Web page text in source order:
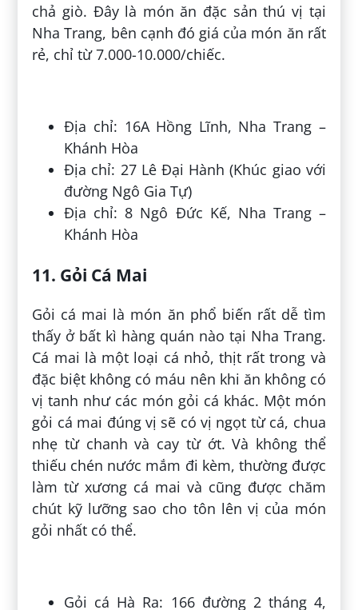
chả giò. Đây là món ăn đặc sản thú vị tại
Nha Trang, bên cạnh đó giá của món ăn rất
rẻ, chỉ từ 7.000-10.000/chiếc.
Địa chỉ: 16A Hồng Lĩnh, Nha Trang –
Khánh Hòa
Địa chỉ: 27 Lê Đại Hành (Khúc giao với
đường Ngô Gia Tự)
Địa chỉ: 8 Ngô Đức Kế, Nha Trang –
Khánh Hòa
11. Gỏi Cá Mai
Gỏi cá mai là món ăn phổ biến rất dễ tìm
thấy ở bất kì hàng quán nào tại Nha Trang.
Cá mai là một loại cá nhỏ, thịt rất trong và
đặc biệt không có máu nên khi ăn không có
vị tanh như các món gỏi cá khác. Một món
gỏi cá mai đúng vị sẽ có vị ngọt từ cá, chua
nhẹ từ chanh và cay từ ớt. Và không thể
thiếu chén nước mắm đi kèm, thường được
làm từ xương cá mai và cũng được chăm
chút kỹ lưỡng sao cho tôn lên vị của món
gỏi nhất có thể.
Gỏi cá Hà Ra: 166 đường 2 tháng 4,